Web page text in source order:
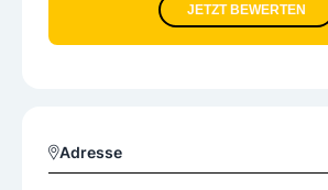
JETZT BEWERTEN
Adresse